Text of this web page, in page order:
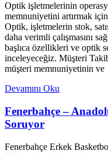
Optik işletmelerinin
memnuniyetini artırmak
Optik, işletmelerin stok,
daha verimli çalışmasını
başlıca özellikleri ve optik
inceleyeceğiz. Müşteri
müşteri memnuniyetinin ve
Devamını Oku
Fenerbahçe –
Soruyor
Fenerbahçe Erkek